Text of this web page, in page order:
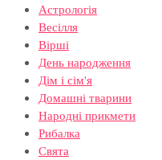
Астрологія
Весілля
Вірші
День народження
Дім і сім'я
Домашні тварини
Народні прикмети
Рибалка
Свята